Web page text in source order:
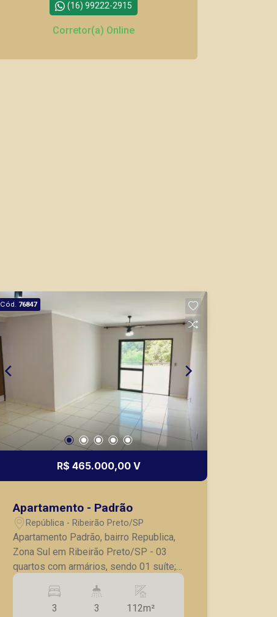
(16) 99222-2915
Corretor(a) Online
CORRETOR DE PLANTÃO
Murilo Bazilio
CRECI 307.010 - Venda
(16) 98119-7226
Corretor(a) Online
CORRETOR DE PLANTÃO
Fátima Spadaro
CRECI 119074 - Venda
(16) 99105-3578
Corretor(a) Online
Cód. 76847
R$ 465.000,00 V
Apartamento - Padrão
República - Ribeirão Preto/SP
Apartamento Padrão, bairro Republica,
Zona Sul em Ribeirão Preto/SP - 03
quartos com armários, sendo 01 suíte; -
Banheiro social; - Sala para 02
ambientes; - Sacada ampla; - Cozinha
planejada; - Lavanderia; - Dormitórios
3 3 112m²